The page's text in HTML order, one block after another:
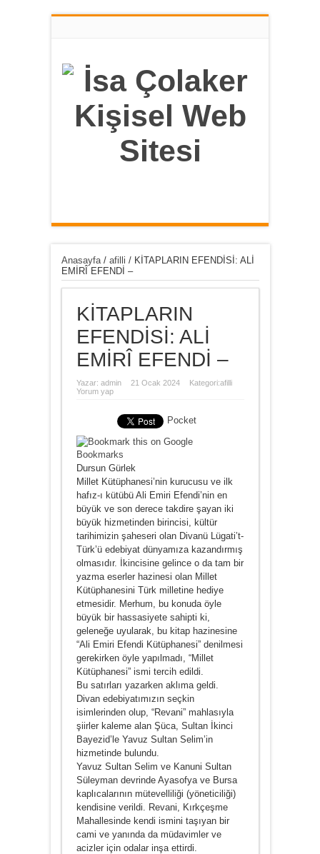
Anasayfa/ afilli / KİTAPLARIN EFENDİSİ: ALİ
EMİRÎ EFENDİ –
KİTAPLARIN
EFENDİSİ: ALİ
EMİRÎ EFENDİ –
Yazar: admin 21 Ocak 2024 Kategori:afilli
Yorum yap
Pocket
Dursun Gürlek
Millet Kütüphanesi’nin kurucusu ve ilk
hafız-ı kütübü Ali Emiri Efendi’nin en
büyük ve son derece takdire şayan iki
büyük hizmetinden birincisi, kültür
tarihimizin şaheseri olan Divanü Lügati’t-
Türk’ü edebiyat dünyamıza kazandırmış
olmasıdır. İkincisine gelince o da tam bir
yazma eserler hazinesi olan Millet
Kütüphanesini Türk milletine hediye
etmesidir. Merhum, bu konuda öyle
büyük bir hassasiyete sahipti ki,
geleneğe uyularak, bu kitap hazinesine
“Ali Emiri Efendi Kütüphanesi” denilmesi
gerekirken öyle yapılmadı, “Millet
Kütüphanesi” ismi tercih edildi.
Bu satırları yazarken aklıma geldi.
Divan edebiyatımızın seçkin
isimlerinden olup, “Revani” mahlasıyla
şiirler kaleme alan Şüca, Sultan İkinci
Bayezid’le Yavuz Sultan Selim’in
hizmetinde bulundu.
Yavuz Sultan Selim ve Kanuni Sultan
Süleyman devrinde Ayasofya ve Bursa
kaplıcalarının mütevelliliği (yöneticiliği)
kendisine verildi. Revani, Kırkçeşme
Mahallesinde kendi ismini taşıyan bir
cami ve yanında da müdavimler ve
acizler için odalar inşa ettirdi.